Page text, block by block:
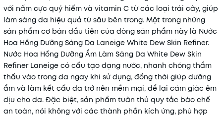
với nấm cực quý hiếm và vitamin C từ các loại trái cây, giúp
làm sáng da hiệu quả từ sâu bên trong. Một trong những
sản phẩm cơ bản đầu tiên của dòng sản phẩm này là Nước
Hoa Hồng Dưỡng Sáng Da Laneige White Dew Skin Refiner.
Nước Hoa Hồng Dưỡng Ẩm Làm Sáng Da White Dew Skin
Refiner Laneige có cấu tạo dạng nước, nhanh chóng thẩm
thấu vào trong da ngay khi sử dụng, đồng thời giúp dưỡng
ẩm và làm kết cấu da trở nên mềm mại, để lại cảm giác êm
dịu cho da. Đặc biệt, sản phẩm tuân thủ quy tắc bào chế
an toàn, nói không với các thành phần kích ứng, phù hợp